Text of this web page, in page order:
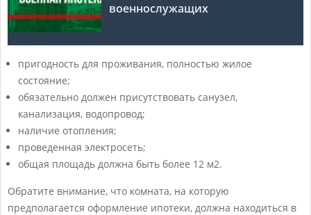
военнослужащих
пригодность для проживания, полностью жилое
состояние;
обязательно должен присутствовать санузел,
канализация, водопровод;
наличие отопления;
проведенная электросеть;
общая площадь должна быть более 12 м2.
Обратите внимание, что комната, на которую
предполагается оформление ипотеки, должна находиться в